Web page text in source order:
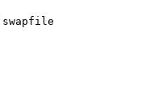
swapfile